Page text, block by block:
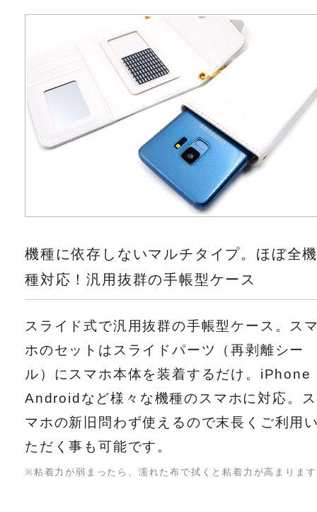
機種に依存しないマルチタイプ。ほぼ全
種対応！汎用抜群の手帳型ケース
スライド式で汎用抜群の手帳型ケース。ス
ホのセットはスライドパーツ（再剥離シー
ル）にスマホ本体を装着するだけ。iPhone
Androidなど様々な機種のスマホに対応。ス
マホの新旧問わず使えるので末長くご利用
ただく事も可能です。
※粘着力が弱まったら、濡れた布で拭くと粘着力が高まりま